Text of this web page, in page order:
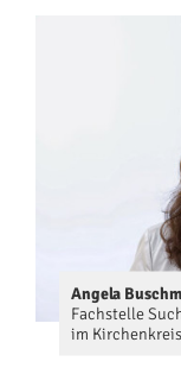
Angela
Fachstelle
im